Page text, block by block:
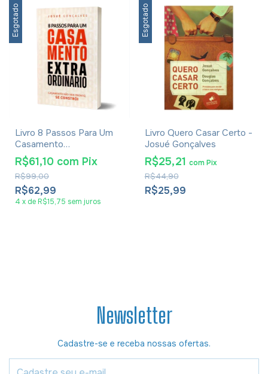
Esgotado
Livro 8 Passos Para Um
Casamento
Extraordinário - Josué
Gonçalves
R$62,99
R$99,00
R$61,10 com Pix
4 x de R$15,75 sem juros
Esgotado
Livro Quero Casar Certo -
Josué Gonçalves
R$25,99
R$44,90
R$25,21 com Pix
Newsletter
Cadastre-se e receba nossas ofertas.